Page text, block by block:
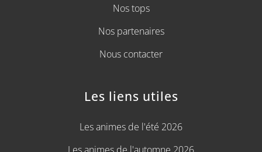
Nos tops
Nos partenaires
Nous contacter
Les liens utiles
Les animes de l'été 2026